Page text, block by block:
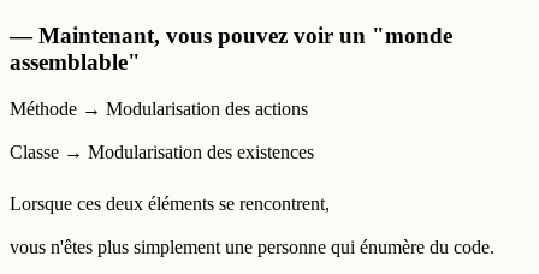
— Maintenant, vous pouvez voir un "monde
assemblable"
Méthode → Modularisation des actions
Classe → Modularisation des existences
Lorsque ces deux éléments se rencontrent,
vous n'êtes plus simplement une personne qui énumère du code.